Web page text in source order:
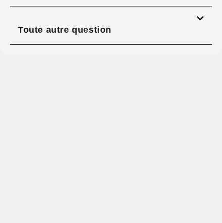
Toute autre question